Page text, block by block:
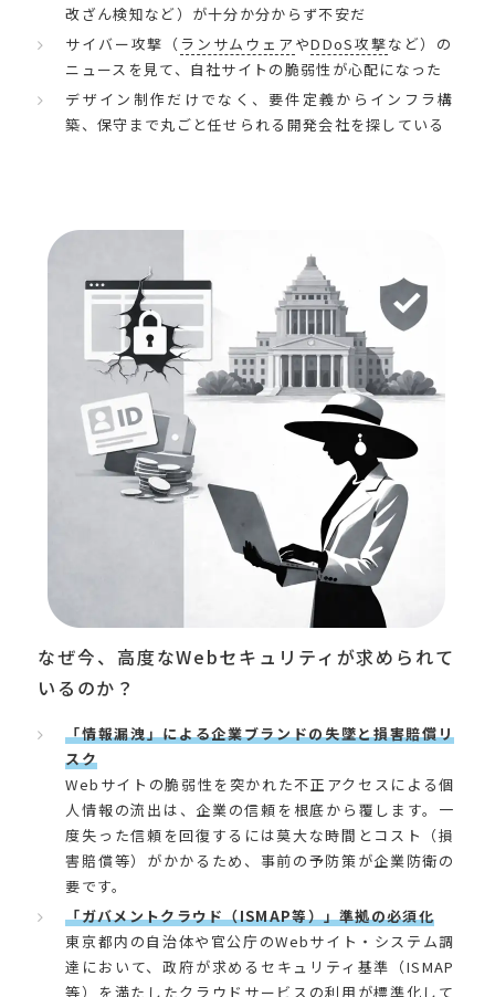
改ざん検知など）が十分か分からず不安だ
サイバー攻撃（ランサムウェア やDDoS攻撃など）の
ニュースを見て、自社サイトの脆弱性が心配になった
デザイン制作だけでなく、要件定義からインフラ構
築、保守まで丸ごと任せられる開発会社を探している
なぜ今、高度なWebセキュリティが求められて
いるのか？
「情報漏洩」による企業ブランドの失墜と損害賠償リ
スク
Webサイトの脆弱性を突かれた不正アクセスによる個
人情報の流出は、企業の信頼を根底から覆します。一
度失った信頼を回復するには莫大な時間とコスト（損
害賠償等）がかかるため、事前の予防策が企業防衛の
要です。
「ガバメントクラウド（ISMAP等）」準拠の必須化
東京都内の自治体や官公庁のWebサイト・システム調
達において、政府が求めるセキュリティ基準（ISMAP
等）を満たしたクラウドサービスの利用が標準化して